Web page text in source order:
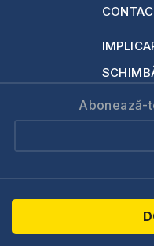
Abonează-